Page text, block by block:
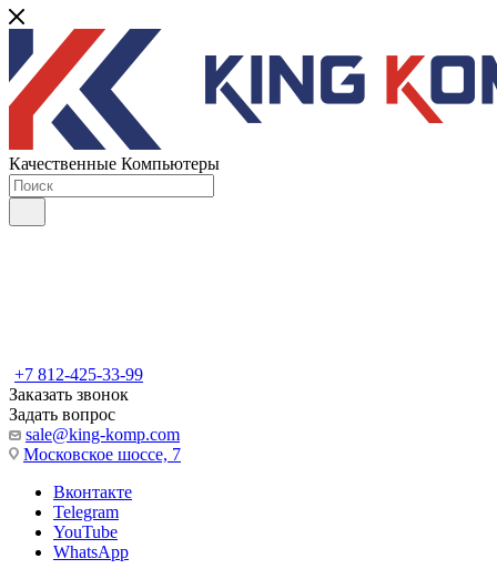
Качественные Компьютеры
+7 812-425-33-99
Заказать звонок
Задать вопрос
sale@king-komp.com
Московское шоссе, 7
Вконтакте
Telegram
YouTube
WhatsApp